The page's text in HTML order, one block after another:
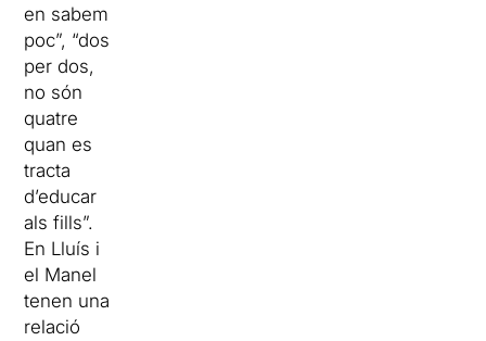
en sabem
poc”, “dos
per dos,
no són
quatre
quan es
tracta
d’educar
als fills”.
En Lluís i
el Manel
tenen una
relació